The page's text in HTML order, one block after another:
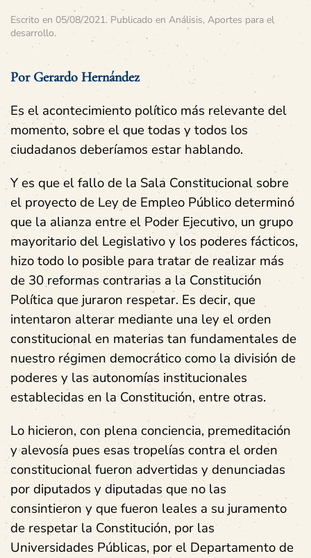
Escrito en 05/08/2021. Publicado en Análisis, Aportes para el
desarrollo.
Por Gerardo Hernández
Es el acontecimiento político más relevante del
momento, sobre el que todas y todos los
ciudadanos deberíamos estar hablando.
Y es que el fallo de la Sala Constitucional sobre
el proyecto de Ley de Empleo Público determinó
que la alianza entre el Poder Ejecutivo, un grupo
mayoritario del Legislativo y los poderes fácticos,
hizo todo lo posible para tratar de realizar más
de 30 reformas contrarias a la Constitución
Política que juraron respetar. Es decir, que
intentaron alterar mediante una ley el orden
constitucional en materias tan fundamentales de
nuestro régimen democrático como la división de
poderes y las autonomías institucionales
establecidas en la Constitución, entre otras.
Lo hicieron, con plena conciencia, premeditación
y alevosía pues esas tropelías contra el orden
constitucional fueron advertidas y denunciadas
por diputados y diputadas que no las
consintieron y que fueron leales a su juramento
de respetar la Constitución, por las
Universidades Públicas, por el Departamento de